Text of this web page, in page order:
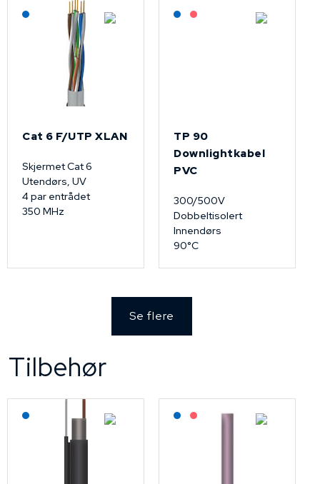
Lagerført: NEK Kabel
Cat 6 F/UTP XLAN
Skjermet Cat 6
Utendørs, UV
4 par entrådet
350 MHz
Lagerført: NEK Kabel
På forespørsel
TP 90
Downlightkabel
PVC
300/500V
Dobbeltisolert
Innendørs
90°C
Se flere
Tilbehør
Lagerført: NEK Kabel Lagerført: NEK Kabel
På forespørsel